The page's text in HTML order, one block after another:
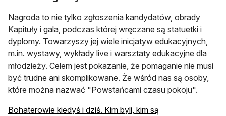
Nagroda to nie tylko zgłoszenia kandydatów, obrady
Kapituły i gala, podczas której wręczane są statuetki i
dyplomy. Towarzyszy jej wiele inicjatyw edukacyjnych,
m.in. wystawy, wykłady live i warsztaty edukacyjne dla
młodzieży. Celem jest pokazanie, że pomaganie nie musi
być trudne ani skomplikowane. Że wśród nas są osoby,
które można nazwać "Powstańcami czasu pokoju".
Bohaterowie kiedyś i dziś. Kim byli, kim są